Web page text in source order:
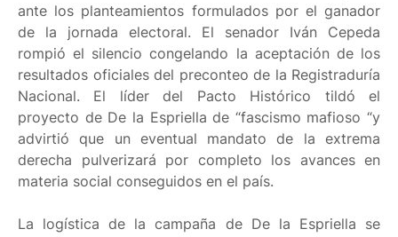
ante los planteamientos formulados por el ganador
de la jornada electoral. El senador Iván Cepeda
rompió el silencio congelando la aceptación de los
resultados oficiales del preconteo de la Registraduría
Nacional. El líder del Pacto Histórico tildó el
proyecto de De la Espriella de “fascismo mafioso “y
advirtió que un eventual mandato de la extrema
derecha pulverizará por completo los avances en
materia social conseguidos en el país.
La logística de la campaña de De la Espriella se